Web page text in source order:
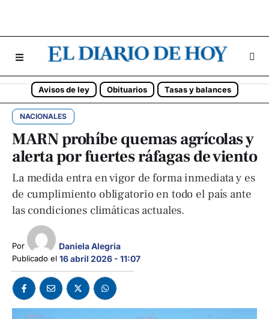
Avisos de ley Obituarios Tasas y balances
NACIONALES
MARN prohíbe quemas agrícolas y
alerta por fuertes ráfagas de viento
La medida entra en vigor de forma inmediata y es
de cumplimiento obligatorio en todo el país ante
las condiciones climáticas actuales.
Por Daniela Alegria
Publicado el 16 abril 2026 - 11:07